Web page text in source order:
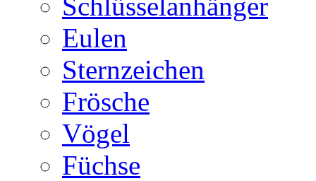
Eulen
Sternzeichen
Frösche
Vögel
Füchse